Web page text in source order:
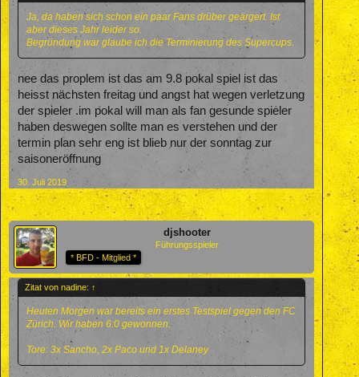
Ja, da haben sich schon ein paar Fans drüber geärgert. Ist
aber dieses Jahr leider so.
Begründung war glaube ich die Terminierung des Supercups.
nee das proplem ist das am 9.8 pokal spiel ist das
heisst nächsten freitag und angst hat wegen verletzung
der spieler .im pokal will man als fan gesunde spieler
haben deswegen sollte man es verstehen und der
termin plan sehr eng ist blieb nur der sonntag zur
saisoneröffnung
30. Juli 2019
djshooter
Führungsspieler
* BFD - Mitglied *
Zitat von nadine: ↑
Heuten Morgen war bereits ein erstes Testspiel gegen den FC
Zürich. Wir haben 6:0 gewonnen.
Tore: 3x Sancho, 2x Paco und 1x Delaney